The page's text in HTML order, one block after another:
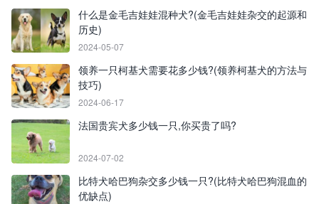
什么是金毛吉娃娃混种犬?(金毛吉娃娃杂交的起源和
历史)
2024-05-07
领养一只柯基犬需要花多少钱?(领养柯基犬的方法与
技巧)
2024-06-17
法国贵宾犬多少钱一只,你买贵了吗?
2024-07-02
比特犬哈巴狗杂交多少钱一只?(比特犬哈巴狗混血的
优缺点)